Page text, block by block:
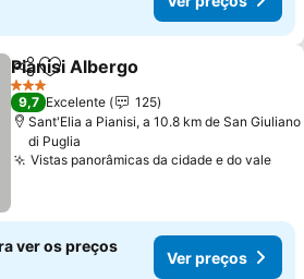
PartilharAdicionar aos favoritos
Pianisi Albergo
3 Estrelas
9,7 Excelente
125
Sant'Elia a Pianisi, a 10.8 km de San Giuliano
di Puglia
Vistas panorâmicas da cidade e do valeVer
ver os preços
Ver preços